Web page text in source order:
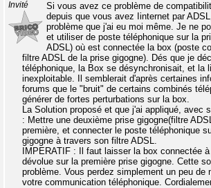
Invité
Si vous avez ce problème de
depuis que vous avez Iinternet par
problème que j'ai eu moi même. Je ne
et utiliser de poste téléphonique sur la
ADSL) où est connectée la box (poste
filtre ADSL de la prise gigogne). Dés que je
téléphonique, la Box se désynchronisait, et la
inexploitable. Il semblerait d'après certaines
forums que le "bruit" de certains combinés
générer de fortes perturbations sur la box.
La Solution proposé et que j'ai appliqué, avec
: Mettre une deuxième prise gigogne(filtre
première, et connecter le poste téléphonique
gigogne à travers son filtre ADSL.
IMPERATIF : Il faut laisser la box connectée
dévolue sur la première prise gigogne. Cette
problème. Vous perdez simplement un peu de
votre communication téléphonique.